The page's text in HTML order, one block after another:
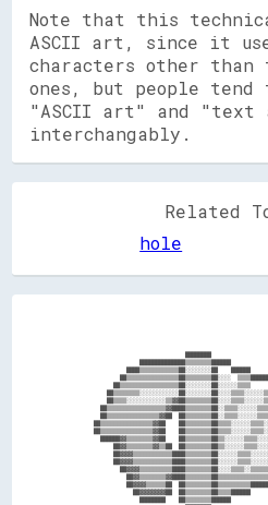
Note that this
ASCII art, since it
characters other than
ones, but people tend
"ASCII art" and "text
interchangably.
Related
hole
████████
██████████████▒▒▒▒▒▒▒▒██████
████▒▒▒▒▒▒▒▒▒▒▒▒██░░░░░░░░██    ██████
██▒▒▒▒▒▒▒▒▒▒▒▒▒▒▒▒██▒▒▒▒▒▒▒▒██░░░░
██▒▒▒▒▒▒▒▒▒▒▒▒▒▒▒▒▒▒██░░░░░░░░██░░░░░░▒▒▒▒
██▒▒▒▒▒▒▒▒▒▒▒▒▒▒▒▒▓▓██
██▒▒▒▒▒▒▒▒▒▒▒▒▒▒▒▒▓▓██
██▒▒▒▒▒▒▒▒▒▒▒▒▒▒▒▒▓▓██
██████▓▓▒▒▒▒▒▒▒▒▓▓██
██▓▓▒▒▒▒▒▒▒▒▓▓▒▒██
██▓▓▓▓▒▒▒▒▒▒██
██▓▓▓▓▓▓▓▓██
████████